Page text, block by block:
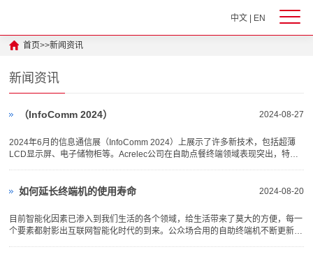
中文| EN
首页>>新闻资讯
新闻资讯
2024-08-27
（InfoComm 2024）
2024年6月的信息通信展（InfoComm 2024）上展示了许多新技术，包括超薄
LCD显示屏、电子储物柜等。Acrelec公司在自助点餐终端领域表现突出，特别
务领域...
2024-08-20
如何延长终端机的使用寿命
目前智能化因素已渗入到我们生活的各个领域，给生活带来了莫大的方便，每一
个要素都射影出互联网智能化时代的到来。公众场合用的自助终端机不断更新换